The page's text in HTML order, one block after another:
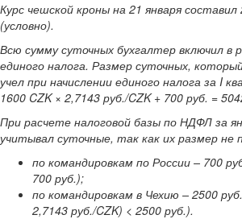
Курс чешской кроны на 21 января составил
(условно).
Всю сумму суточных бухгалтер включил в
единого налога. Размер суточных,
учел при начислении единого налога за I
1600 CZK × 2,7143 руб./CZK + 700 руб. =
При расчете налоговой базы по НДФЛ за
учитывал суточные, так как их размер
по командировкам по России – 700
700 руб.);
по командировкам в Чехию – 2500
2,7143 руб./CZK) < 2500 руб.).